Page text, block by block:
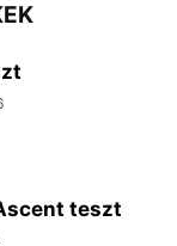
teszt